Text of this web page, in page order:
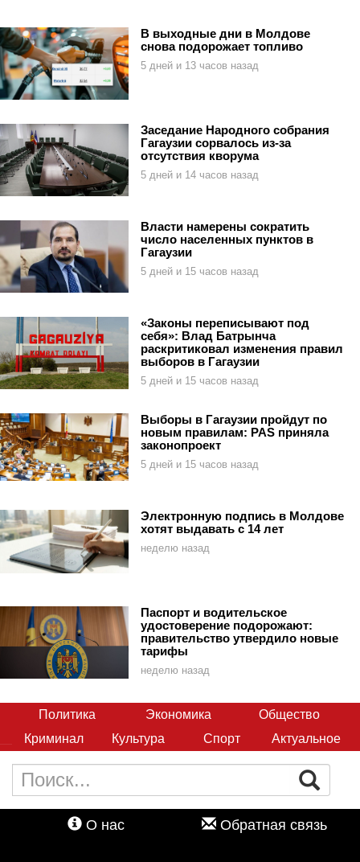
В выходные дни в Молдове
снова подорожает топливо
5 дней и 13 часов назад
Заседание Народного собрания
Гагаузии сорвалось из-за
отсутствия кворума
5 дней и 14 часов назад
Власти намерены сократить
число населенных пунктов в
Гагаузии
5 дней и 15 часов назад
«Законы переписывают под
себя»: Влад Батрынча
раскритиковал изменения правил
выборов в Гагаузии
5 дней и 15 часов назад
Выборы в Гагаузии пройдут по
новым правилам: PAS приняла
законопроект
5 дней и 15 часов назад
Электронную подпись в Молдове
хотят выдавать с 14 лет
неделю назад
Паспорт и водительское
удостоверение подорожают:
правительство утвердило новые
тарифы
неделю назад
Политика Экономика
Общество
Криминал
Культура Спорт Актуальное
О нас Обратная связь